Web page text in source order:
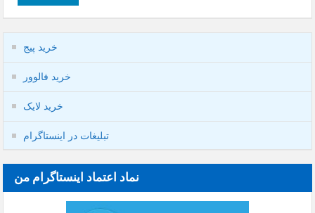
خرید پیج
خرید فالوور
خرید لایک
تبلیغات در اینستاگرام
نماد اعتماد اینستاگرام من